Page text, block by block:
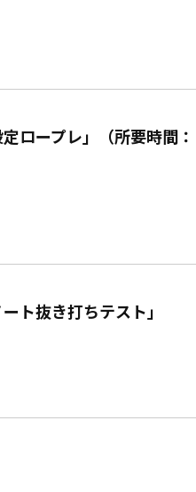
ロープレ」（所要時間：
ト抜き打ちテスト」